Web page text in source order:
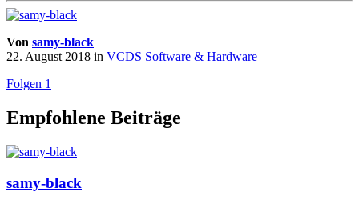
Von samy-black
22. August 2018 in VCDS Software & Hardware
Folgen 1
Empfohlene Beiträge
samy-black